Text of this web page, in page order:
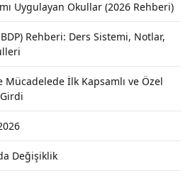
Uygulayan Okullar (2026 Rehberi)
Rehberi: Ders Sistemi, Notlar,
Mücadelede İlk Kapsamlı ve Özel
Değişiklik